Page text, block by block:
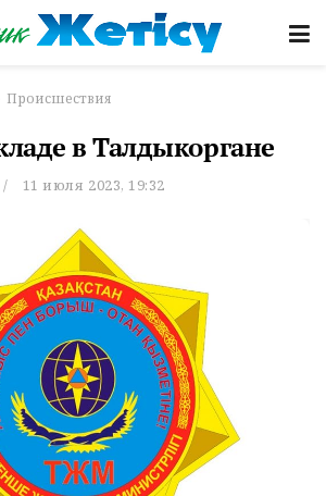
Происшествия
в Талдыкоргане
11 июля 2023, 19:32